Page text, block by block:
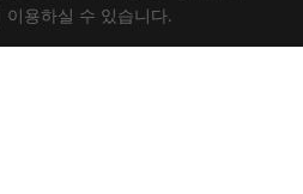
이용하실 수 있습니다.